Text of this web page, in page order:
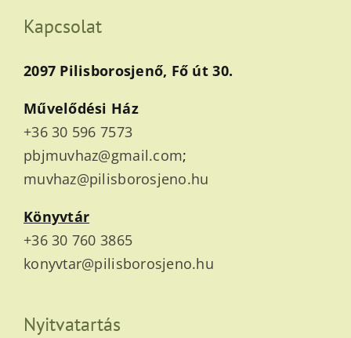
Kapcsolat
2097 Pilisborosjenő, Fő út 30.
Művelődési Ház
+36 30 596 7573
pbjmuvhaz@gmail.com;
muvhaz@pilisborosjeno.hu
Könyvtár
+36 30 760 3865
konyvtar@pilisborosjeno.hu
Nyitvatartás